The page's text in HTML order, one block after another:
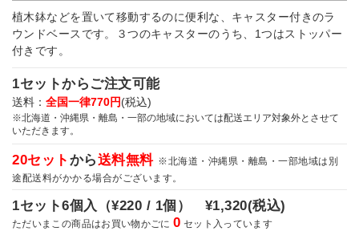
植木鉢などを置いて移動するのに便利な、キャスター付きのラ
ウンドベースです。３つのキャスターのうち、1つはストッパー
付きです。
1セットからご注文可能
送料： 全国一律770円(税込)
※北海道・沖縄県・離島・一部の地域においては配送エリア対象外とさせて
いただきます。
20セット から送料無料 ※北海道・沖縄県・離島・一部地域は別
途配送料がかかる場合がございます。
1セット6個入（¥220 / 1個） ¥1,320(税込)
ただいまこの商品はお買い物かごに0 セット入っています